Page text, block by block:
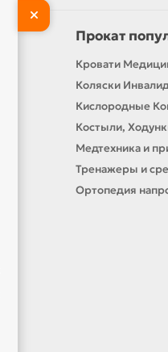
Прокат
Кровати
Коляски
Кислородные
Костыли,
Медтехника и
Тренажеры и
Ортопедия